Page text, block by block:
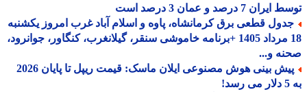
7 درصد و عمان 3 درصد است
قطعی برق کرمانشاه، پاوه و اسلام آباد غرب امروز یکشنبه
18 مرداد 1405 +برنامه خاموشی سنقر، گیلانغرب، کنگاور، جوانرود،
و...
پیش بینی هوش مصنوعی ایلان ماسک: قیمت ریپل تا پایان 2026